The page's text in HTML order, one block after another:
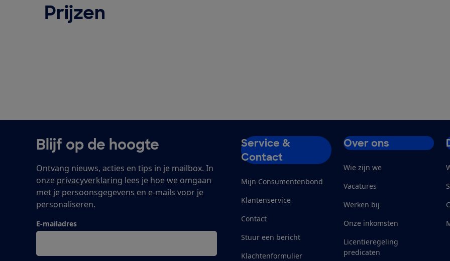
Prijzen
Blijf op de hoogte
Ontvang nieuws, acties en tips in je mailbox. In
onze privacyverklaring lees je hoe we omgaan
met je persoonsgegevens en e-mails voor je
personaliseren.
E-mailadres
Service &
Contact
Mijn Consumentenbond
Klantenservice
Contact
Stuur een bericht
Klachtenformulier
Over ons
Wie zijn we
Vacatures
Werken bij
Onze inkomsten
Licentieregeling
predicaten